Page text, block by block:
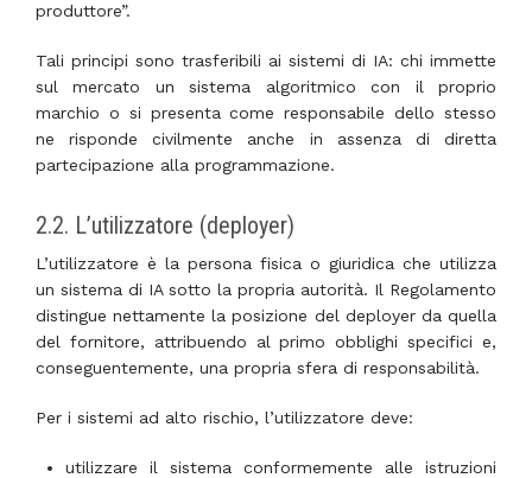
produttore”.
Tali principi sono trasferibili ai sistemi di IA: chi immette
sul mercato un sistema algoritmico con il proprio
marchio o si presenta come responsabile dello stesso
ne risponde civilmente anche in assenza di diretta
partecipazione alla programmazione.
2.2. L’utilizzatore (deployer)
L’utilizzatore è la persona fisica o giuridica che utilizza
un sistema di IA sotto la propria autorità. Il Regolamento
distingue nettamente la posizione del deployer da quella
del fornitore, attribuendo al primo obblighi specifici e,
conseguentemente, una propria sfera di responsabilità.
Per i sistemi ad alto rischio, l’utilizzatore deve:
utilizzare il sistema conformemente alle istruzioni